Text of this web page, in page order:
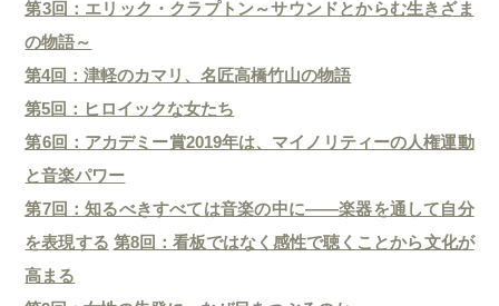
第3回：エリック・クラプトン～サウンドとからむ生きざま
の物語～
第4回：津軽のカマリ、名匠高橋竹山の物語
第5回：ヒロイックな女たち
第6回：アカデミー賞2019年は、マイノリティーの人権運動
と音楽パワー
第7回：知るべきすべては音楽の中に――楽器を通して自分
を表現する 第8回：看板ではなく感性で聴くことから文化が
高まる